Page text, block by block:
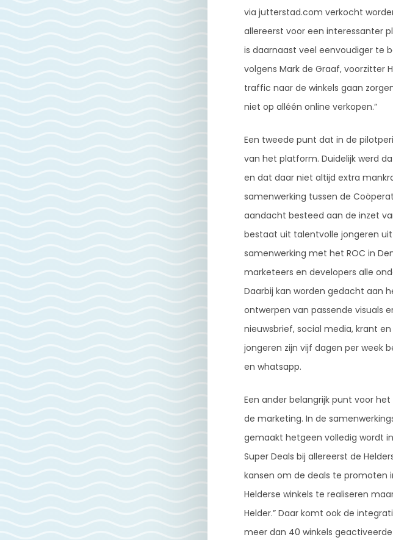
via jutterstad.com verkocht
allereerst voor een interessanter
is daarnaast veel eenvoudiger te
volgens Mark de Graaf, voorzitter
traffic naar de winkels gaan
niet op alléén online verkopen.”
Een tweede punt dat in de
van het platform. Duidelijk werd
en dat daar niet altijd extra
samenwerking tussen de
aandacht besteed aan de inzet
bestaat uit talentvolle jongeren
samenwerking met het ROC in
marketeers en developers alle
Daarbij kan worden gedacht aan
ontwerpen van passende visuals
nieuwsbrief, social media, krant
jongeren zijn vijf dagen per week
en whatsapp.
Een ander belangrijk punt voor
de marketing. In de
gemaakt hetgeen volledig wordt
Super Deals bij allereerst de
kansen om de deals te promoten
Helderse winkels te realiseren
Helder.” Daar komt ook de
meer dan 40 winkels